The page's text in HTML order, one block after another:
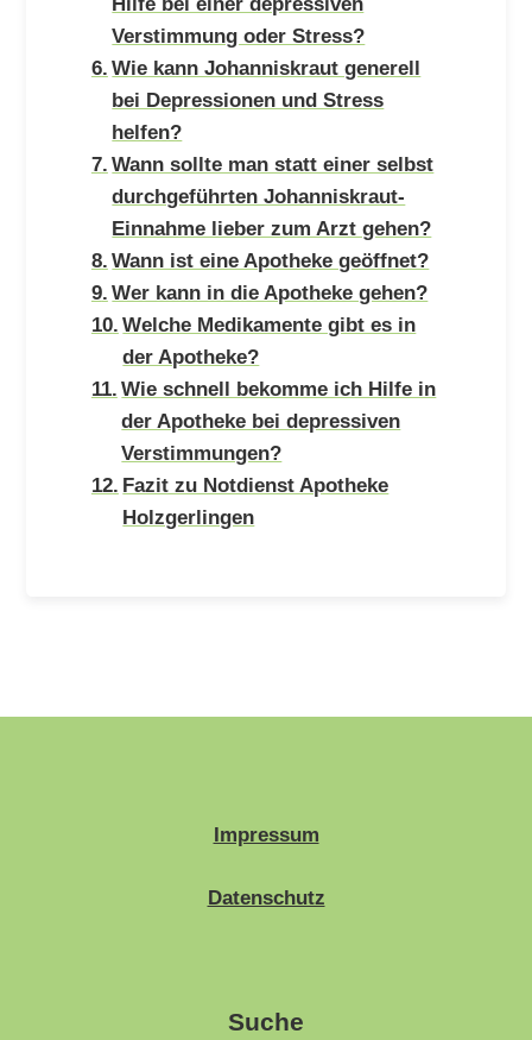
Verstimmung oder Stress?
Wie kann Johanniskraut generell
bei Depressionen und Stress
helfen?
Wann sollte man statt einer selbst
durchgeführten Johanniskraut-
Einnahme lieber zum Arzt gehen?
Wann ist eine Apotheke geöffnet?
Wer kann in die Apotheke gehen?
Welche Medikamente gibt es in
der Apotheke?
Wie schnell bekomme ich Hilfe in
der Apotheke bei depressiven
Verstimmungen?
Fazit zu Notdienst Apotheke
Holzgerlingen
Impressum
Datenschutz
Suche